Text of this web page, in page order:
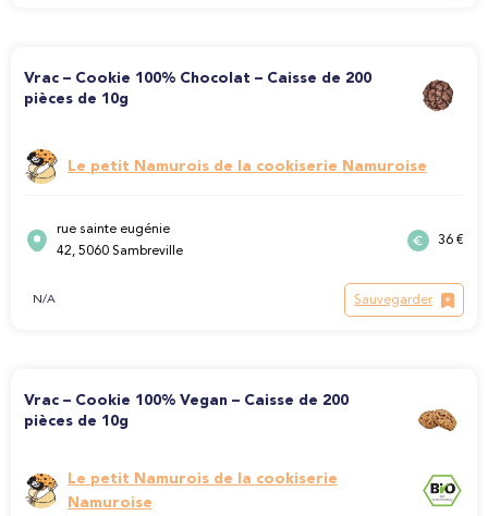
Vrac – Cookie 100% Chocolat – Caisse de 200
pièces de 10g
Le petit Namurois de la cookiserie Namuroise
rue sainte eugénie
42, 5060 Sambreville
36 €
N/A Sauvegarder
Vrac – Cookie 100% Vegan – Caisse de 200
pièces de 10g
Le petit Namurois de la cookiserie
Namuroise